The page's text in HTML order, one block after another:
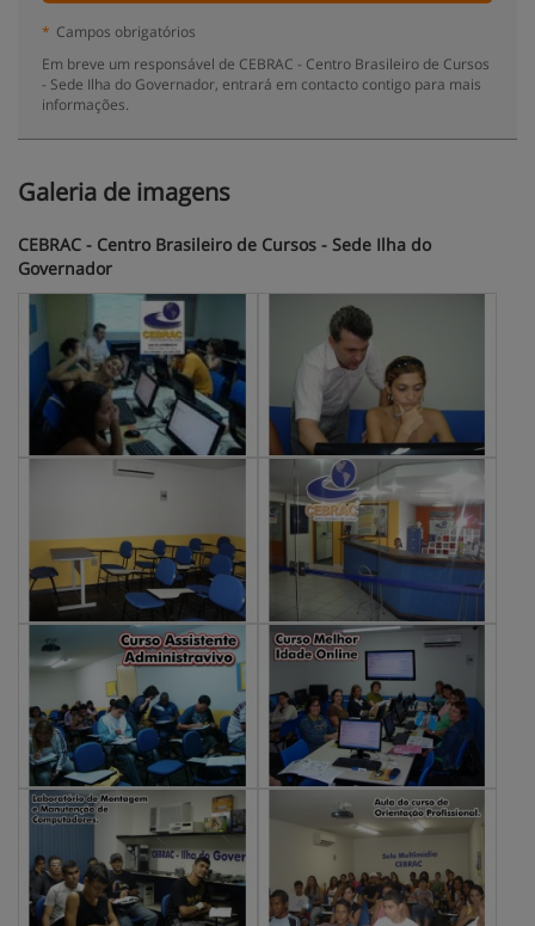
* Campos obrigatórios
Em breve um responsável de CEBRAC - Centro Brasileiro de Cursos
- Sede Ilha do Governador, entrará em contacto contigo para mais
informações.
Galeria de imagens
CEBRAC - Centro Brasileiro de Cursos - Sede Ilha do
Governador